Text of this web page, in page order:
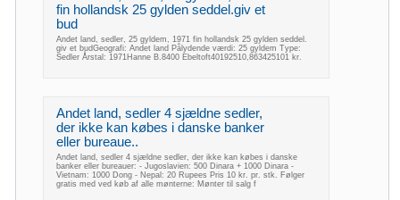
fin hollandsk 25 gylden seddel.giv et
bud
Andet land, sedler, 25 gyldem, 1971 fin hollandsk 25 gylden seddel.
giv et budGeografi: Andet land Pålydende værdi: 25 gyldem Type:
Sedler Årstal: 1971Hanne B.8400 Ebeltoft40192510,863425101 kr.
Andet land, sedler 4 sjældne sedler,
der ikke kan købes i danske banker
eller bureaue..
Andet land, sedler 4 sjældne sedler, der ikke kan købes i danske
banker eller bureauer: - Jugoslavien: 500 Dinara + 1000 Dinara -
Vietnam: 1000 Dong - Nepal: 20 Rupees Pris 10 kr. pr. stk. Følger
gratis med ved køb af alle mønterne: Mønter til salg f